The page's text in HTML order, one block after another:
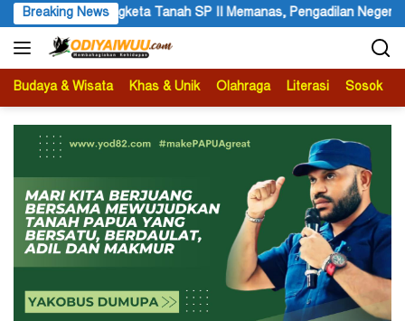
Langsung
ke
konten
Breaking News
Negeri Timika Tegaskan Eksekusi Bukan Pemeriksaan Ulang
Budaya & Wisata Khas & Unik Olahraga Literasi Sosok